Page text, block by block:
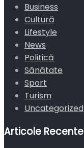
Business
Cultură
Lifestyle
News
Politică
Sănătate
Sport
Turism
Uncategorized
Articole Recente